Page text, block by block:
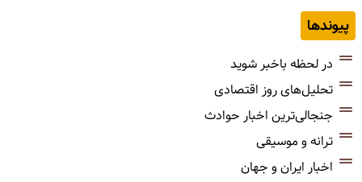
پیوندها
در لحظه باخبر شوید
تحلیل‌های روز اقتصادی
جنجالی‌ترین اخبار حوادث
ترانه و موسیقی
اخبار ایران و جهان